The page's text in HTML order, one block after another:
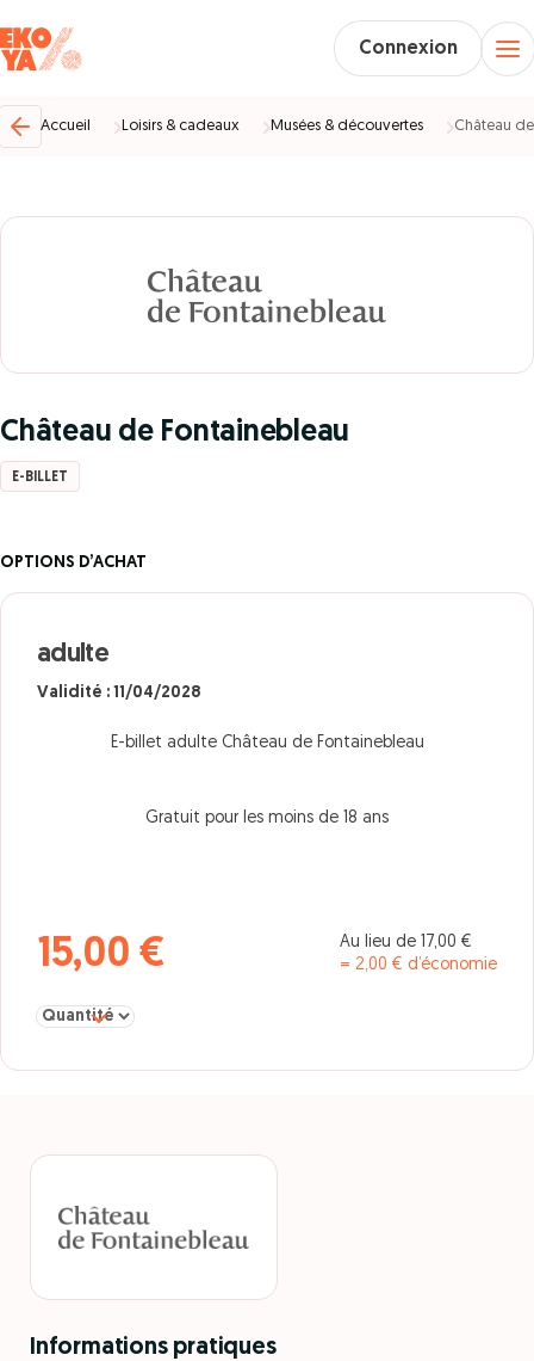
Connexion
Accueil Loisirs & cadeaux Musées & découvertes Château
Château de Fontainebleau
E-BILLET
OPTIONS D’ACHAT
adulte
Validité : 11/04/2028
E-billet adulte Château de Fontainebleau
Gratuit pour les moins de 18 ans
15,00 €
Au lieu de 17,00 €
= 2,00 € d’économie
Sélectionner la quantité pour adulte
Informations pratiques